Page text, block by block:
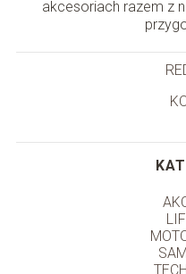
akcesoriach razem z